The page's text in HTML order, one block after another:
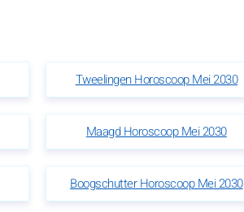
Tweelingen Horoscoop Mei 2030
Maagd Horoscoop Mei 2030
Boogschutter Horoscoop Mei 2030